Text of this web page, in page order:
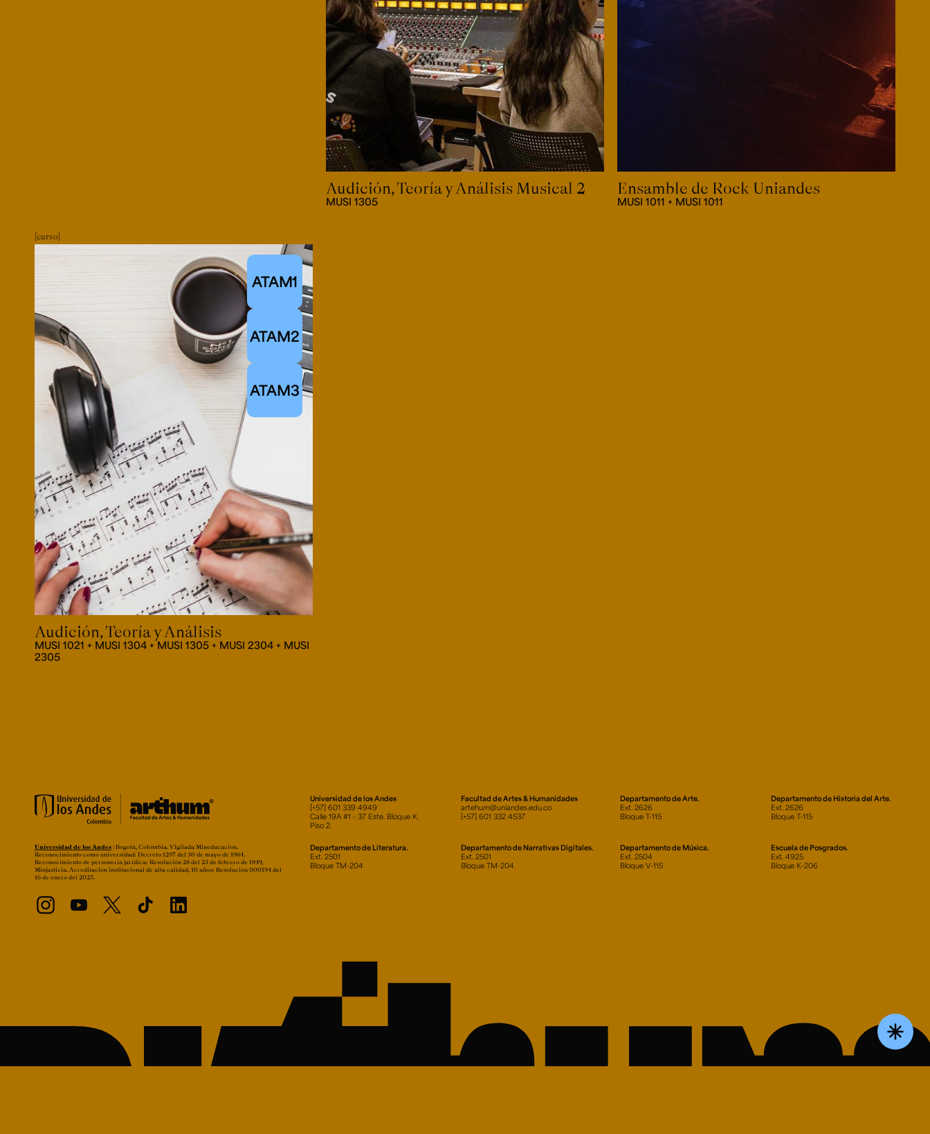
Audición, Teoría y Análisis Musical 2
MUSI 1305
Ensamble de Rock Uniandes
MUSI 1011 + MUSI 1011
curso
ATAM1
ATAM2
ATAM3
Audición, Teoría y Análisis
MUSI 1021 + MUSI 1304 + MUSI 1305 + MUSI 2304 + MUSI
2305
Universidad de los Andes
[+57] 601 339 4949
Calle 19A #1 - 37 Este. Bloque K.
Piso 2.
Facultad de Artes & Humanidades
artehum@uniandes.edu.co
[+57] 601 332 4537
Departamento de Arte.
Ext. 2626
Bloque T-115
Departamento de Historia del Arte.
Ext. 2626
Bloque T-115
Departamento de Literatura.
Ext. 2501
Bloque TM-204
Departamento de Narrativas Digitales.
Ext. 2501
Bloque TM-204
Departamento de Música.
Ext. 2504
Bloque V-115
Escuela de Posgrados.
Ext. 4925
Bloque K-206
Universidad de los Andes | Bogotá, Colombia. Vigilada Mineducación.
Reconocimiento como universidad: Decreto 1297 del 30 de mayo de 1964.
Reconocimiento de personería jurídica: Resolución 28 del 23 de febrero de 1949,
Minjusticia. Acreditación institucional de alta calidad, 10 años: Resolución 000194 del
16 de enero del 2025.
asterisk